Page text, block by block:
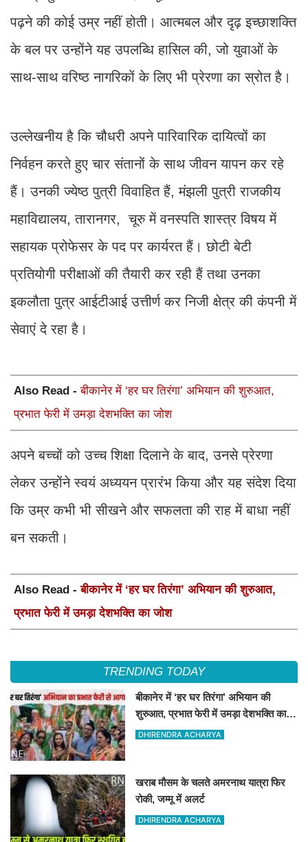
पढ़ने की कोई उम्र नहीं होती। आत्मबल और दृढ़ इच्छाशक्ति
के बल पर उन्होंने यह उपलब्धि हासिल की, जो युवाओं के
साथ-साथ वरिष्ठ नागरिकों के लिए भी प्रेरणा का स्रोत है।
उल्लेखनीय है कि चौधरी अपने पारिवारिक दायित्वों का
निर्वहन करते हुए चार संतानों के साथ जीवन यापन कर रहे
हैं। उनकी ज्येष्ठ पुत्री विवाहित हैं, मंझली पुत्री राजकीय
महाविद्यालय, तारानगर, चूरु में वनस्पति शास्त्र विषय में
सहायक प्रोफेसर के पद पर कार्यरत हैं। छोटी बेटी
प्रतियोगी परीक्षाओं की तैयारी कर रही हैं तथा उनका
इकलौता पुत्र आईटीआई उत्तीर्ण कर निजी क्षेत्र की कंपनी में
सेवाएं दे रहा है।
Also Read -बीकानेर में ‘हर घर तिरंगा’ अभियान की शुरुआत,
प्रभात फेरी में उमड़ा देशभक्ति का जोश
अपने बच्चों को उच्च शिक्षा दिलाने के बाद, उनसे प्रेरणा
लेकर उन्होंने स्वयं अध्ययन प्रारंभ किया और यह संदेश दिया
कि उम्र कभी भी सीखने और सफलता की राह में बाधा नहीं
बन सकती।
Also Read -बीकानेर में ‘हर घर तिरंगा’ अभियान की शुरुआत,
प्रभात फेरी में उमड़ा देशभक्ति का जोश
TRENDING TODAY
बीकानेर में ‘हर घर तिरंगा’ अभियान की
शुरुआत, प्रभात फेरी में उमड़ा देशभक्ति का
जोश
DHIRENDRA ACHARYA
खराब मौसम के चलते अमरनाथ यात्रा फिर
रोकी, जम्मू में अलर्ट
DHIRENDRA ACHARYA